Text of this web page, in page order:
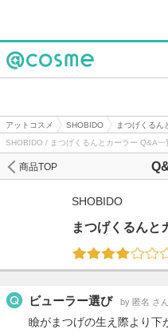
アットコスメ SHOBIDO まつげくるん
SHOBIDO / まつげくるんとカーラー Q&A一
商品TOP
SHOBIDO
まつげくるんと
ビューラー選び by 匿名 さん
瞼がまつげの生え際より下